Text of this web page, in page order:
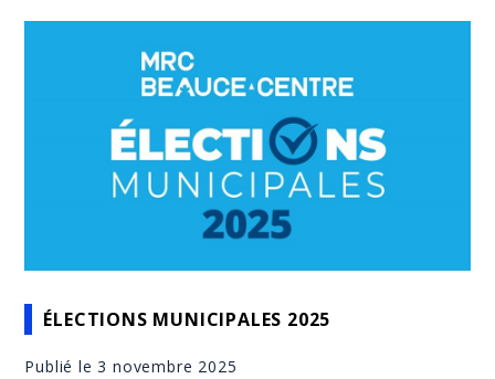
ÉLECTIONS MUNICIPALES 2025
Publié le 3 novembre 2025